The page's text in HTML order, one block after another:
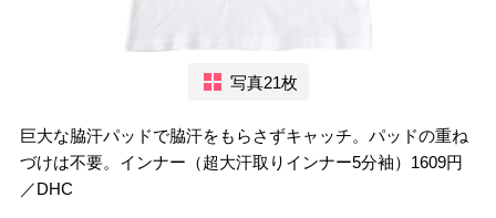
写真21枚
巨大な脇汗パッドで脇汗をもらさずキャッチ。パッドの重ね
づけは不要。インナー（超大汗取りインナー5分袖）1609円
／DHC